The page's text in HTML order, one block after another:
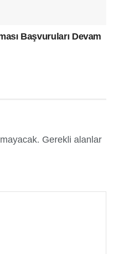
Başvuruları Devam
Gerekli alanlar